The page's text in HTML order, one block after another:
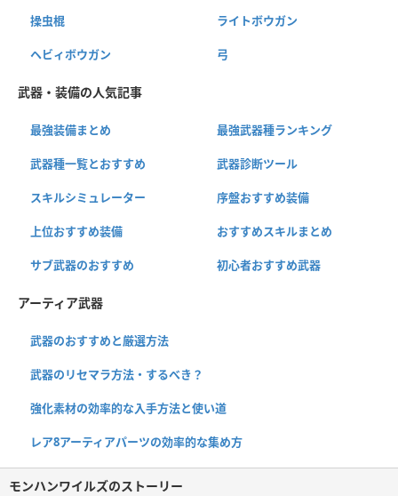
操虫棍 ライトボウガン
ヘビィボウガン 弓
武器・装備の人気記事
最強装備まとめ 最強武器種ランキング
武器種一覧とおすすめ 武器診断ツール
スキルシミュレーター 序盤おすすめ装備
上位おすすめ装備 おすすめスキルまとめ
サブ武器のおすすめ 初心者おすすめ武器
アーティア武器
武器のおすすめと厳選方法
武器のリセマラ方法・するべき？
強化素材の効率的な入手方法と使い道
レア8アーティアパーツの効率的な集め方
モンハンワイルズのストーリー